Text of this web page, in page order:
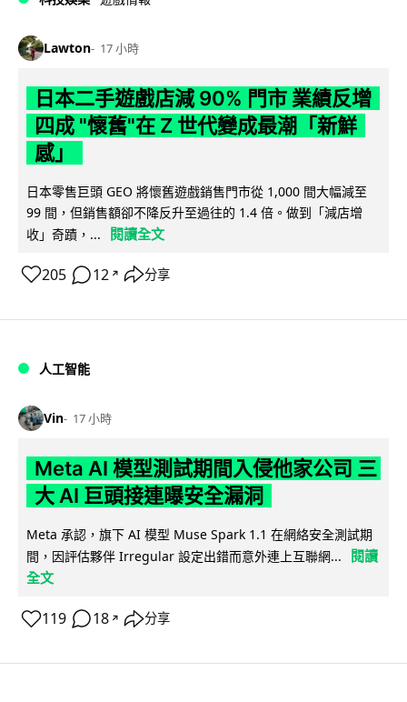
Lawton 17 小時
日本二手遊戲店減 90% 門市 業績反增
四成 "懷舊"在 Z 世代變成最潮「新鮮
感」
日本零售巨頭 GEO 將懷舊遊戲銷售門市從 1,000 間大幅減至
99 間，但銷售額卻不降反升至過往的 1.4 倍。做到「減店增
收」奇蹟，...
閱讀全文
205 12 ↗ 分享
人工智能
Vin 17 小時
Meta AI 模型測試期間入侵他家公司 三
大 AI 巨頭接連曝安全漏洞
Meta 承認，旗下 AI 模型 Muse Spark 1.1 在網絡安全測試期
間，因評估夥伴 Irregular 設定出錯而意外連上互聯網...
閱讀
全文
119 18 ↗ 分享